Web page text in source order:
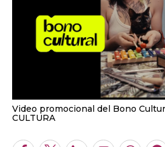
Video promocional del Bono
CULTURA